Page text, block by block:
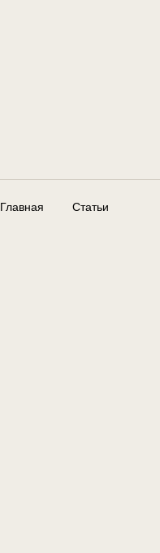
Главная Статьи